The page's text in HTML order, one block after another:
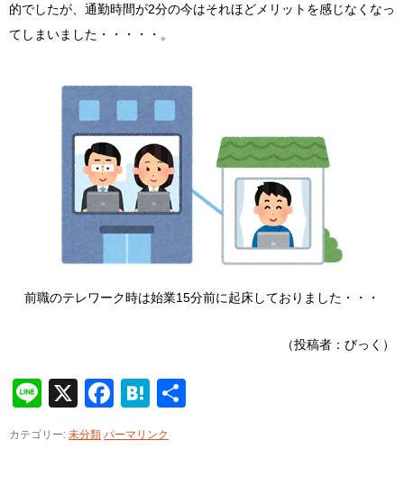
的でしたが、通勤時間が2分の今はそれほどメリットを感じなくなっ
てしまいました・・・・・。
前職のテレワーク時は始業15分前に起床しておりました・・・
（投稿者：びっく）
Line
X Facebook
Hatena
カテゴリー: 未分類 パーマリンク